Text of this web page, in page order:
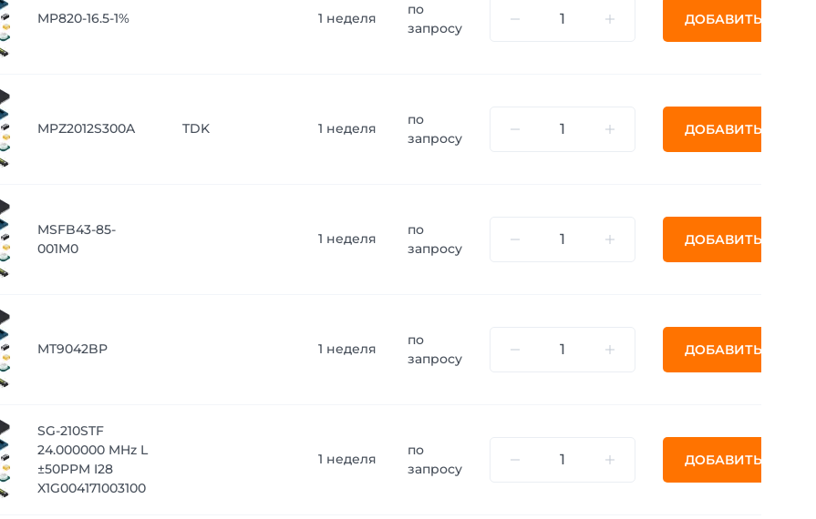
MP820-16.5-1% 1 неделя
по
запросу
ДОБАВИТЬ
MPZ2012S300A TDK 1 неделя
по
запросу
ДОБАВИТЬ
MSFB43-85-
001M0
1 неделя
по
запросу
ДОБАВИТЬ
MT9042BP 1 неделя
по
запросу
ДОБАВИТЬ
SG-210STF
24.000000 MHz L
±50PPM I28
X1G004171003100
1 неделя
по
запросу
ДОБАВИТЬ